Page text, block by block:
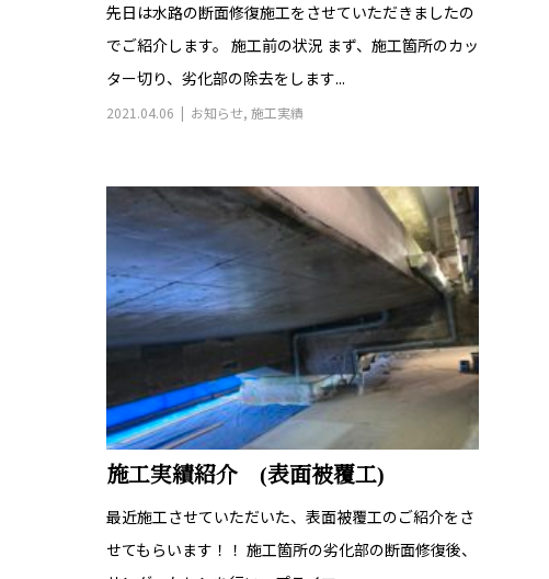
先日は水路の断面修復施工をさせていただきましたの
でご紹介します。 施工前の状況 まず、施工箇所のカッ
ター切り、劣化部の除去をします...
2021.04.06 お知らせ, 施工実績
施工実績紹介 (表面被覆工)
最近施工させていただいた、表面被覆工のご紹介をさ
せてもらいます！！ 施工箇所の劣化部の断面修復後、